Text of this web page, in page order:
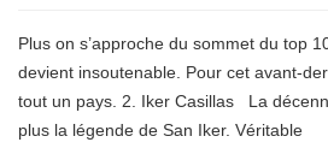
Plus on s’approche du sommet du top
devient insoutenable. Pour cet avant-
tout un pays. 2. Iker Casillas La
plus la légende de San Iker. Véritable